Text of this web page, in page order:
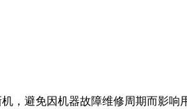
，避免因机器故障维修周期而影响